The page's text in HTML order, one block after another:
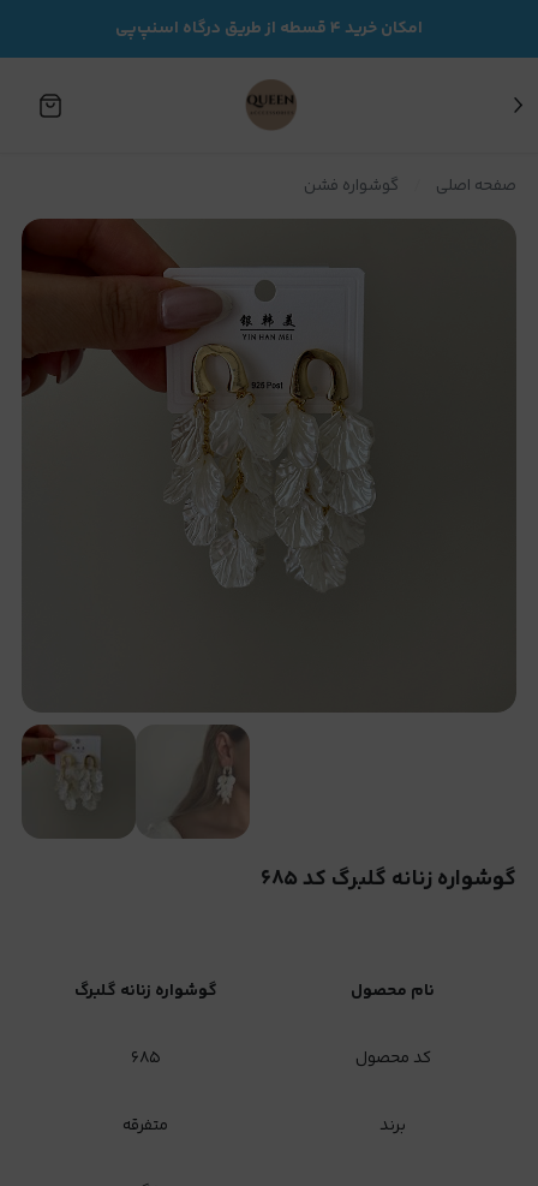
امکان خرید ۴ قسطه از طریق درگاه اسنپ‌پی
صفحه اصلی گوشواره فشن
گوشواره زنانه گلبرگ کد ۶۸۵
نام محصول گوشواره زنانه گلبرگ
کد محصول ۶۸۵
برند متفرقه